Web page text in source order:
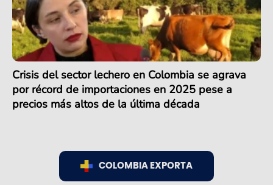
Crisis del sector lechero en Colombia se agrava
por récord de importaciones en 2025 pese a
precios más altos de la última década
COLOMBIA EXPORTA